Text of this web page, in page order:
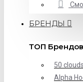
БРЕНДЫ
ТОП Брендов
50 clouds
Alpha